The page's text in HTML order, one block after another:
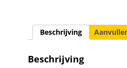
Beschrijving
Beschrijving